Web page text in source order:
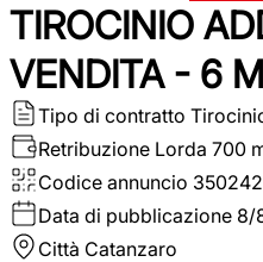
TIROCINIO
VENDITA - 6
Tipo di contratto
Retribuzione Lorda 700
Codice annuncio 350242
Data di pubblicazione 8/
Città Catanzaro